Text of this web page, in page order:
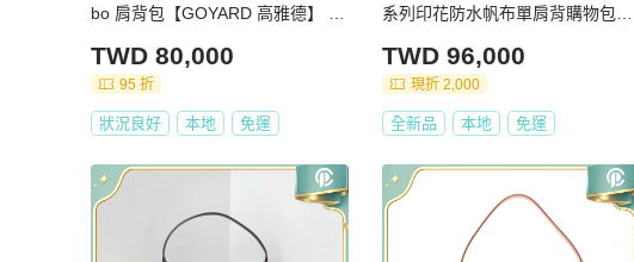
bo 肩背包【GOYARD 高雅德】 B
TWD 80,000
95 折
狀況良好 本地 免運
系列印花防水帆布單肩背購物包
TWD 96,000
現折 2,000
全新品 本地 免運